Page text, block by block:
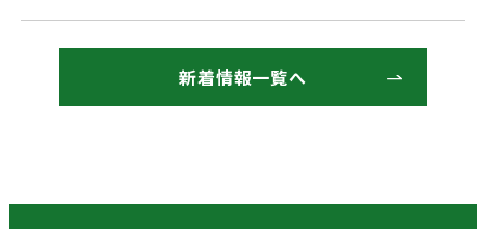
新着情報一覧へ